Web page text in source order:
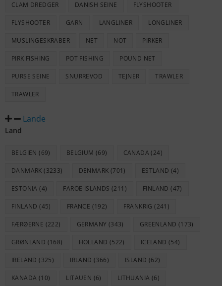
CLAM DREDGER DANISH SEINE FLYSHOOTER
FLYSHOOTER GARN LANGLINER LONGLINER
MUSLINGESKRABER NET NOT PIRKER
PIRK FISHING POT FISHING POUND NET
PURSE SEINE SNURREVOD TEJNER TRAWLER
TRAWLER
Lande
Land
BELGIEN (69) BELGIUM (69) CANADA(24)
DANMARK (3233) DENMARK (701) ESTLAND (4)
ESTONIA (4) FAROE ISLANDS (211) FINLAND (47)
FINLAND (45) FRANCE (192) FRANKRIG (241)
FÆRØERNE (222) GERMANY (343) GREENLAND (173)
GRØNLAND (168) HOLLAND (522) ICELAND (54)
IRELAND (325) IRLAND (366) ISLAND (62)
KANADA (10) LITAUEN (6) LITHUANIA (6)